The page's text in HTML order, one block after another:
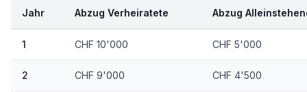
Jahr Abzug Verheiratete Abzug
1 CHF 10'000 CHF 5'000
2 CHF 9'000 CHF 4'500